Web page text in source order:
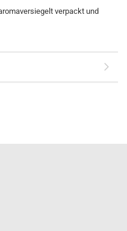
verpackt und